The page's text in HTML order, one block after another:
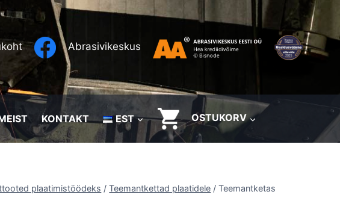
Abrasivikeskus
KONTAKT EST OSTUKORV
plaatimistöödeks / Teemantkettad plaatidele / Teemantketas